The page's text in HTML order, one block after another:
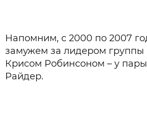
Напомним, с 2000 по 2007
замужем за лидером группы
Крисом Робинсоном – у
Райдер.